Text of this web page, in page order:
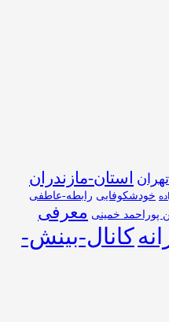
استان-مازندران
خودشکوفایی رابطه-عاطفی
پوراحمد خمینی معرفی
کانال-بینش-